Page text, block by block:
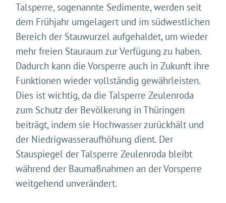
Talsperre, sogenannte Sedimente, werden seit
dem Frühjahr umgelagert und im südwestlichen
Bereich der Stauwurzel aufgehaldet, um wieder
mehr freien Stauraum zur Verfügung zu haben.
Dadurch kann die Vorsperre auch in Zukunft ihre
Funktionen wieder vollständig gewährleisten.
Dies ist wichtig, da die Talsperre Zeulenroda
zum Schutz der Bevölkerung in Thüringen
beiträgt, indem sie Hochwasser zurückhält und
der Niedrigwasseraufhöhung dient. Der
Stauspiegel der Talsperre Zeulenroda bleibt
während der Baumaßnahmen an der Vorsperre
weitgehend unverändert.